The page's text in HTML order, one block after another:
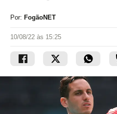
Por: FogãoNET
10/08/22 às 15:25